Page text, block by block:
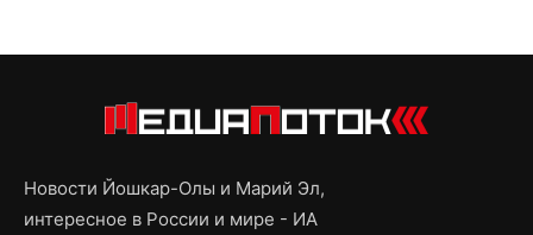
Новости Йошкар-Олы и Марий Эл,
интересное в России и мире - ИА